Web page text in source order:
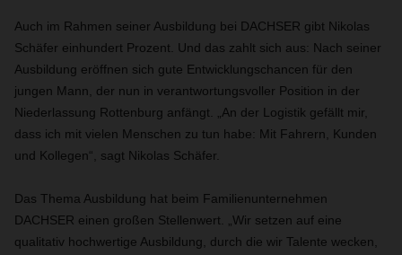
Auch im Rahmen seiner Ausbildung bei DACHSER gibt Nikolas
Schäfer einhundert Prozent. Und das zahlt sich aus: Nach seiner
Ausbildung eröffnen sich gute Entwicklungschancen für den
jungen Mann, der nun in verantwortungsvoller Position in der
Niederlassung Rottenburg anfängt. „An der Logistik gefällt mir,
dass ich mit vielen Menschen zu tun habe: Mit Fahrern, Kunden
und Kollegen“, sagt Nikolas Schäfer.
Das Thema Ausbildung hat beim Familienunternehmen
DACHSER einen großen Stellenwert. „Wir setzen auf eine
qualitativ hochwertige Ausbildung, durch die wir Talente wecken,